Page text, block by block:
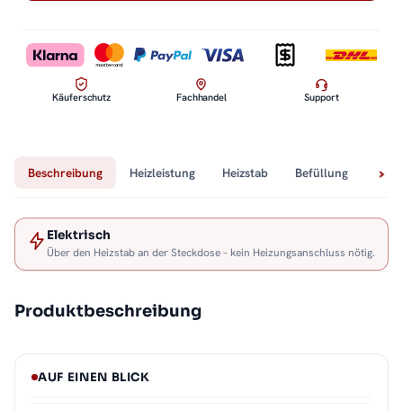
Käuferschutz Fachhandel Support
Beschreibung Heizleistung Heizstab Befüllung
Elektrisch
Über den Heizstab an der Steckdose – kein Heizungsanschluss nötig.
Produktbeschreibung
AUF EINEN BLICK